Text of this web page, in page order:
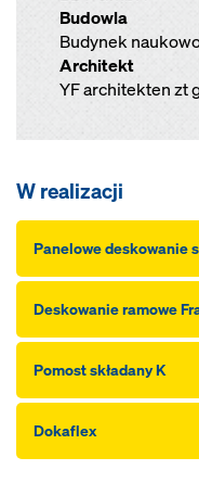
Budowla
Budynek
Architekt
YF architekten zt
W realizacji
Panelowe deskowanie
Deskowanie ramowe
Pomost składany K
Dokaflex